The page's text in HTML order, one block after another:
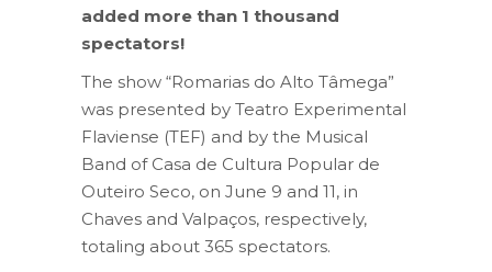
added more than 1 thousand
spectators!
The show “Romarias do Alto Tâmega”
was presented by Teatro Experimental
Flaviense (TEF) and by the Musical
Band of Casa de Cultura Popular de
Outeiro Seco, on June 9 and 11, in
Chaves and Valpaços, respectively,
totaling about 365 spectators.